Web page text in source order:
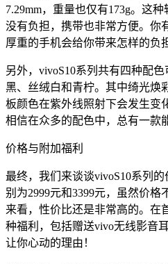
7.29mm，重量也仅有173g。这
没有负担，携带也非常方便。你
厚重的手机会给你带来怎样的负
另外，vivoS10系列共有四种配
黑、丝绒白和青柠。其中绮光焕
板颜色在紫外线照射下会发生变
相信在众多的配色中，总有一款
价格与附加福利
最终，我们来谈谈vivoS10系列的
别为2999元和3399元，虽然价
来看，性价比还是非常高的。在
种福利，包括赠送vivo无线影音
让你心动的理由！